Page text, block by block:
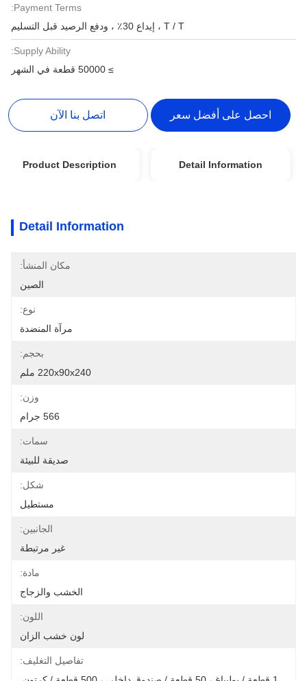
Payment Terms:
T / T ، إيداع 30٪ ، ودفع الرصيد قبل التسليم
Supply Ability:
≥ 50000 قطعة في الشهر
احصل على أفضل سعر اتصل بنا الآن
Detail Information
Product Description
Detail Information
مكان المنشأ:
الصين
نوع:
مرآة المنضدة
بحجم:
220x90x240 ملم
وزن:
566 جرام
سمات:
صديقة للبيئة
شكل:
مستطيل
الجانبين:
غير مرتبطة
مادة:
الخشب والزجاج
اللون:
لون خشب الزان
تفاصيل التغليف: